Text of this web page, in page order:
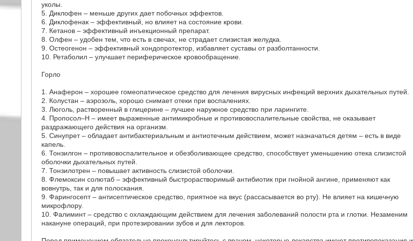
уколы.
5. Диклофен – меньше других дает побочных эффектов.
6. Диклофенак – эффективный, но влияет на состояние крови.
7. Кетанов – эффективный инъекционный препарат.
8. Олфен – удобен тем, что есть в свечах, не страдает слизистая желудка.
9. Остеогенон – эффективный хондопротектор, избавляет суставы от разболтанности.
10. Ретаболил – улучшает периферическое кровообращение.
Горло
1. Анаферон – хорошее гомеопатическое средство для лечения вирусных инфекций верхних дыхательных путей.
2. Колустан – аэрозоль, хорошо снимает отеки при воспалениях.
3. Люголь, растворенный в глицерине – лучшее наружное средство при ларингите.
4. Пропосол–Н – имеет выраженные антимикробные и противовоспалительные свойства, не оказывает
раздражающего действия на организм.
5. Синупрет – обладает антибактериальным и антиотечным действием, может назначаться детям – есть в виде
капель.
6. Тонзилгон – противовоспалительное и обезболивающее средство, способствует уменьшению отека слизистой
оболочки дыхательных путей.
7. Тонзилотрен – повышает активность слизистой оболочки.
8. Флемоксин солютаб – эффективный быстрорастворимый антибиотик при гнойной ангине, применяют как
вовнутрь, так и для полоскания.
9. Фарингосепт – антисептическое средство, приятное на вкус (рассасывается во рту). Не влияет на кишечную
микрофлору.
10. Фалиминт – средство с охлаждающим действием для лечения заболеваний полости рта и глотки. Незаменим
накануне операций, при протезировании зубов и для лекторов.